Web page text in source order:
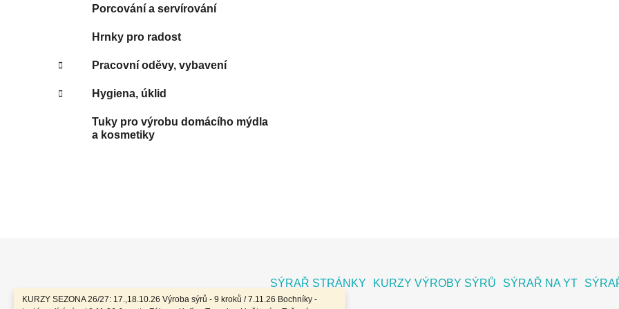
KURZY SEZONA 26/27: 17.,18.10.26 Výroba sýrů - 9 kroků / 7.11.26 Bochníky -
Porcování a servírování
Hrnky pro radost
Pracovní oděvy, vybavení
Hygiena, úklid
Tuky pro výrobu domácího mýdla
a kosmetiky
SÝRAŘ STRÁNKY KURZY VÝROBY SÝRŮ SÝRAŘ NA YT